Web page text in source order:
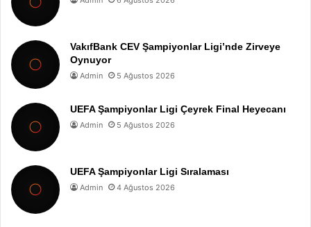
VakıfBank CEV Şampiyonlar Ligi’nde Zirveye
Oynuyor
Admin 5 Ağustos 2026
UEFA Şampiyonlar Ligi Çeyrek Final Heyecanı
Admin 5 Ağustos 2026
UEFA Şampiyonlar Ligi Sıralaması
Admin 4 Ağustos 2026